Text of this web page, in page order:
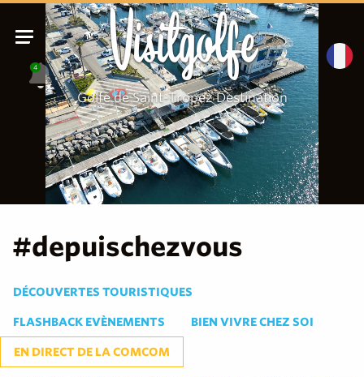
4 Visitgolfe
Golfe de Saint-Tropez Destination
#depuischezvous
DÉCOUVERTES TOURISTIQUES
FLASHBACK EVÈNEMENTS BIEN VIVRE CHEZ SOI
EN DIRECT DE LA COMCOM